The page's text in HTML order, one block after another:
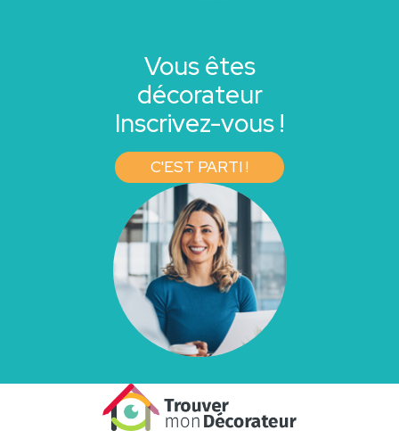
Vous êtes
décorateur
Inscrivez-vous !
C'EST PARTI !